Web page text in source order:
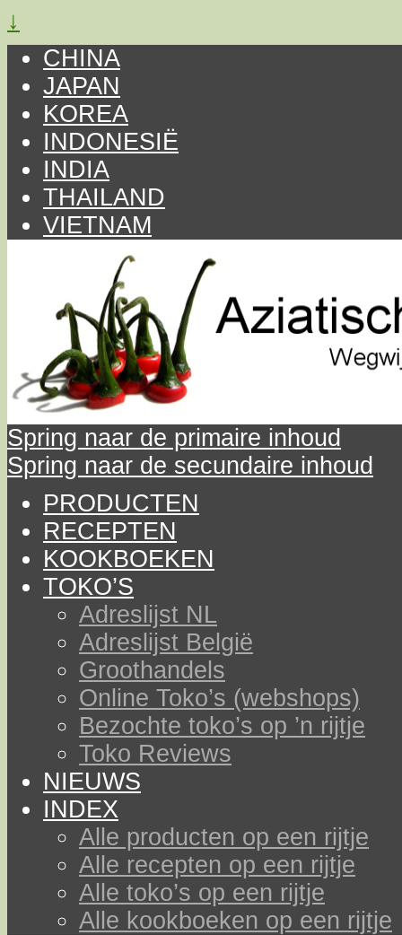
↓
CHINA
JAPAN
KOREA
INDONESIË
INDIA
THAILAND
VIETNAM
Spring naar de primaire inhoud
Spring naar de secundaire inhoud
PRODUCTEN
RECEPTEN
KOOKBOEKEN
TOKO’S
Adreslijst NL
Adreslijst België
Groothandels
Online Toko’s (webshops)
Bezochte toko’s op ’n rijtje
Toko Reviews
NIEUWS
INDEX
Alle producten op een rijtje
Alle recepten op een rijtje
Alle toko’s op een rijtje
Alle kookboeken op een rijtje